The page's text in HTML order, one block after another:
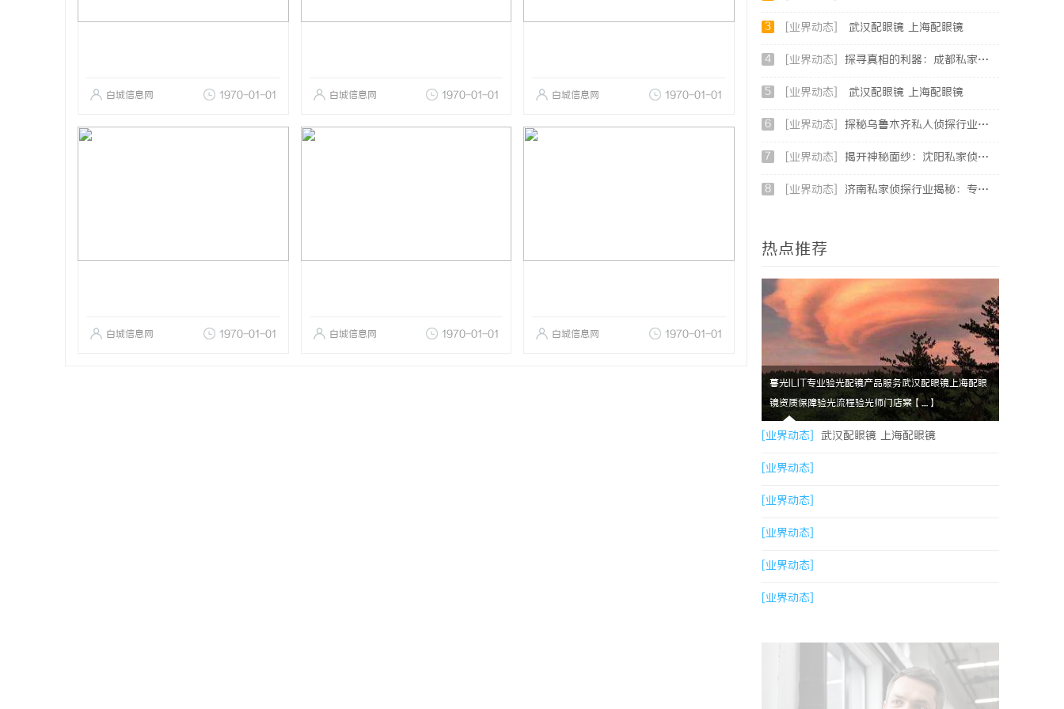
白城信息网 1970-01-01 白城信息网 1970-01-01 白城信息网 1970-01-01
白城信息网 1970-01-01 白城信息网 1970-01-01 白城信息网 1970-01-01
3 [业界动态] 武汉配眼镜 上海配眼镜
4 [业界动态] 探寻真相的利器：成都私家侦探服务全解析
5 [业界动态] 武汉配眼镜 上海配眼镜
6 [业界动态] 探秘乌鲁木齐私人侦探行业的发展与服务优势
7 [业界动态] 揭开神秘面纱：沈阳私家侦探行业的现状与发展
8 [业界动态] 济南私家侦探行业揭秘：专业服务与案件解析全方位指南
热点推荐
暮光ILIT专业验光配镜产品服务武汉配眼镜上海配眼
镜资质保障验光流程验光师门店案【....】
[业界动态] 武汉配眼镜 上海配眼镜
[业界动态]
[业界动态]
[业界动态]
[业界动态]
[业界动态]